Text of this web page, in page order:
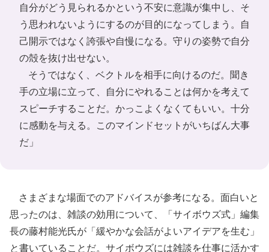
自分がどう見られるかという不安に意識が集中し、そ
う思われないようにするのが目的になってしまう。自
己開示ではなく誇張や自慢になる。守りの姿勢で自分
の殻を抜け出せない。
そうではなく、ベクトルを相手に向けるのだ。聞き
手の立場に立って、自分にやれることは何かを考えて
スピーチすることだ。かっこよくなくてもいい。十分
に感動を与える。このマインドセットがいちばん大事
だ」
さまざまな場面でのアドバイスが参考になる。面白いと
思ったのは、雑談の効用について、「サイボウズ式」編集
長の藤村能光氏が「緩やかな会話がよいアイデアを生む」
と書いていることだ。サイボウズには雑談を仕事に活かす